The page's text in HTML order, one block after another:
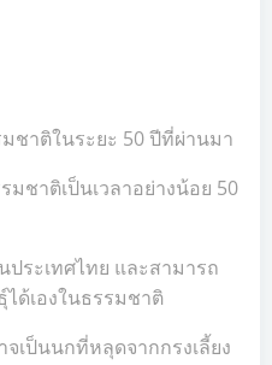
ชาติในระยะ 50 ปีที่ผ่านมา
ชาติเป็นเวลาอย่างน้อย 50
ประเทศไทย และสามารถ
ด้เองในธรรมชาติ
เป็นนกที่หลุดจากกรงเลี้ยง